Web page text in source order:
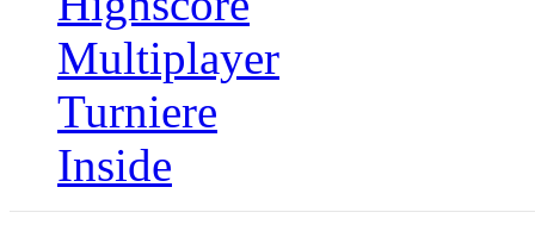
Multiplayer
Turniere
Inside